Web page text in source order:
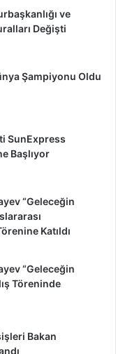
ve
Değişti
Şampiyonu Oldu
SunExpress
Başlıyor
“Geleceğin
Katıldı
“Geleceğin
Töreninde
Bakan